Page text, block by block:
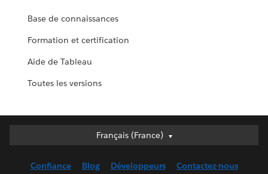
Base de connaissances
Formation et certification
Aide de Tableau
Toutes les versions
Français (France)
Français (France)
English (UK)
Confiance Blog Développeurs Contactez-nous